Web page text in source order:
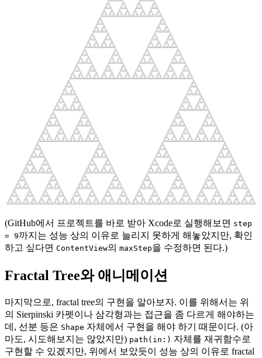
(GitHub에서 프로젝트를 바로 받아 Xcode로 실행해보면 step
= 9까지는 성능 상의 이유로 늘리지 못하게 해놓았지만, 확인
하고 싶다면 ContentView의 maxStep을 수정하면 된다.)
Fractal Tree와 애니메이션
마지막으로, fractal tree의 구현을 알아보자. 이를 위해서는 위
의 Sierpinski 카펫이나 삼각형과는 접근을 좀 다르게 해야하는
데, 선분 등은 Shape 자체에서 구현을 해야 하기 때문이다. (아
마도, 시도해보지는 않았지만) path(in:) 자체를 재귀함수로
구현할 수 있겠지만, 위에서 보았듯이 성능 상의 이유로 fractal